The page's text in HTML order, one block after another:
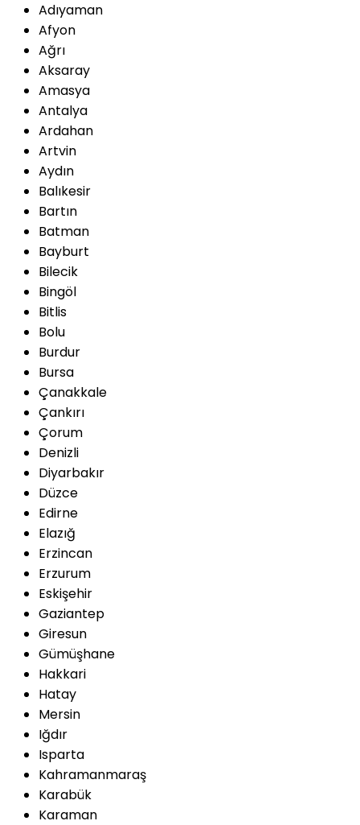
Adıyaman
Afyon
Ağrı
Aksaray
Amasya
Antalya
Ardahan
Artvin
Aydın
Balıkesir
Bartın
Batman
Bayburt
Bilecik
Bingöl
Bitlis
Bolu
Burdur
Bursa
Çanakkale
Çankırı
Çorum
Denizli
Diyarbakır
Düzce
Edirne
Elazığ
Erzincan
Erzurum
Eskişehir
Gaziantep
Giresun
Gümüşhane
Hakkari
Hatay
Mersin
Iğdır
Isparta
Kahramanmaraş
Karabük
Karaman